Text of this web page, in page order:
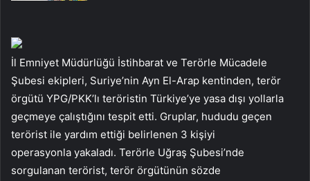
İl Emniyet Müdürlüğü İstihbarat ve Terörle Mücadele
Şubesi ekipleri, Suriye’nin Ayn El-Arap kentinden, terör
örgütü YPG/PKK’lı teröristin Türkiye’ye yasa dışı yollarla
geçmeye çalıştığını tespit etti. Gruplar, hududu geçen
terörist ile yardım ettiği belirlenen 3 kişiyi
operasyonla yakaladı. Terörle Uğraş Şubesi’nde
sorgulanan terörist, terör örgütünün sözde